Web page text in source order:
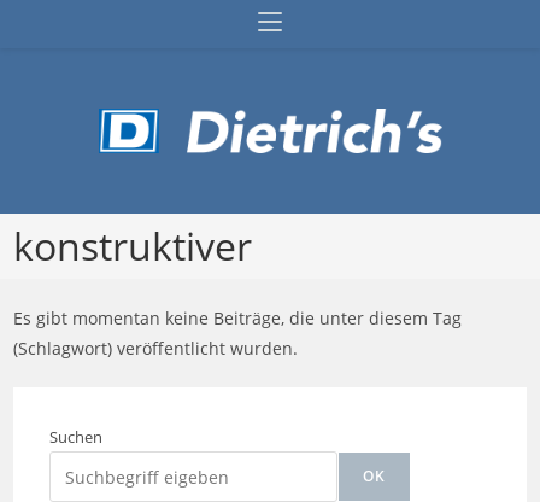
konstruktiver
Es gibt momentan keine Beiträge, die unter diesem Tag
(Schlagwort) veröffentlicht wurden.
Suchen
OK